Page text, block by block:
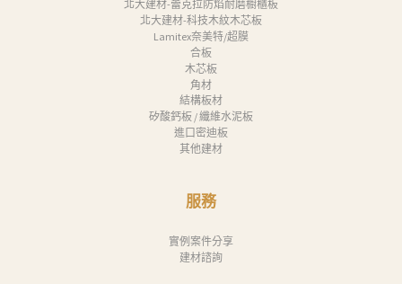
北大建材-蕾克拉防焰耐磨櫥櫃板
北大建材-科技木紋木芯板
Lamitex奈美特/超膜
合板
木芯板
角材
結構板材
矽酸鈣板 / 纖維水泥板
進口密迪板
其他建材
服務
實例案件分享
建材諮詢